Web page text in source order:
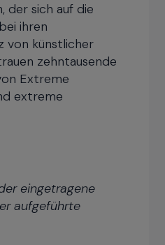
der sich auf die
ihren
von künstlicher
zehntausende
Extreme
extreme
eingetragene
aufgeführte